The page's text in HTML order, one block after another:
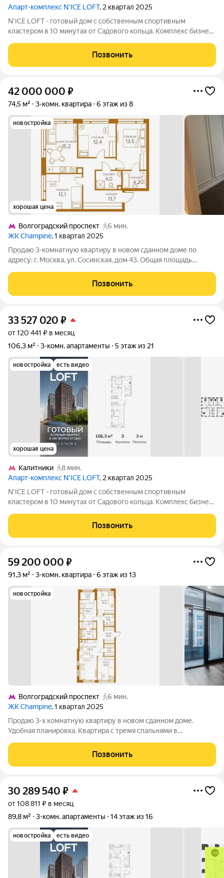
Апарт-комплекс N’ICE LOFT, 2 квартал 2025
N'ICE LOFT - готовый дом с собственным спортивным
кластером в 10 минутах от Садового кольца. Комплекс бизнес-
компания КОЛДИ, представляет собой знаковое жилое
пространство, на территории которого
Позвонить
42 000 000 ₽
74,5 м² 3-комн. квартира 6 этаж из 8
новостройка
хорошая цена
Волгоградский проспект
6 мин.
ЖК Champine, 1 квартал 2025
Продаю 3-комнатную квартиру в новом сданном доме по
адресу: г. Москва, ул. Сосинская, дом 43. Общая площадь
Квартира отличается удобной планировкой и
функциональностью, что позволяет каждому
Позвонить
33 527 020 ₽
от 120 441 ₽ в месяц
106,3 м²
3-комн. апартаменты 5 этаж из 21
новостройка есть видео
хорошая цена
Калитники
8 мин.
Апарт-комплекс N’ICE LOFT, 2 квартал 2025
N'ICE LOFT - готовый дом с собственным спортивным
кластером в 10 минутах от Садового кольца. Комплекс бизнес-
компания КОЛДИ, представляет собой знаковое жилое
пространство, на территории которого
Позвонить
59 200 000 ₽
91,3 м² 3-комн. квартира 6 этаж из 13
новостройка
Волгоградский проспект
6 мин.
ЖК Champine, 1 квартал 2025
Продаю 3-х комнатную квартиру в новом сданном доме.
Удобная планировка. Квартира с тремя спальнями в
хочет, чтобы у каждого в семье был свой «угол», но без
переплаты за лишние метры. Высокие
Позвонить
30 289 540 ₽
от 108 811 ₽ в месяц
89,8 м²
3-комн. апартаменты 14 этаж из 16
новостройка есть видео